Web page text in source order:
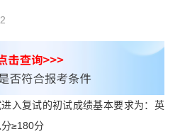
入复试的初试成绩基本要求为：英
≥180分